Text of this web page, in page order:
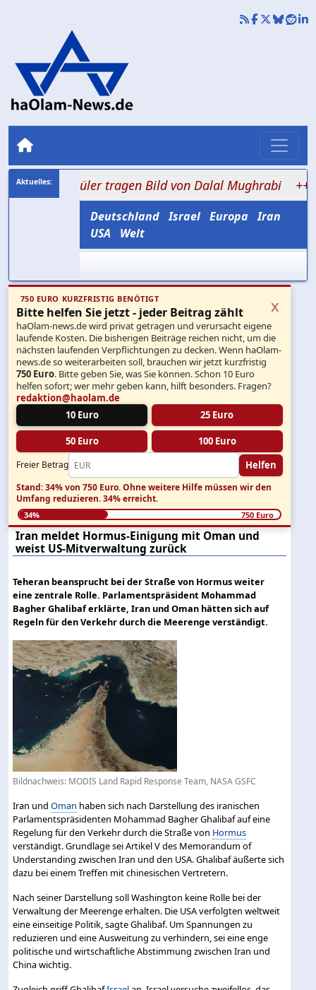
Schüler tragen Bild von Dalal Mughrabi +++ 0,2 bis
Deutschland Israel Europa Iran
USA
Welt
750 EURO KURZFRISTIG BENÖTIGT
Bitte helfen Sie jetzt - jeder Beitrag zählt
haOlam-news.de wird privat getragen und verursacht eigene
laufende Kosten. Die bisherigen Beiträge reichen nicht, um die
nächsten laufenden Verpflichtungen zu decken. Wenn haOlam-
news.de so weiterarbeiten soll, brauchen wir jetzt kurzfristig
750 Euro. Bitte geben Sie, was Sie können. Schon 10 Euro
helfen sofort; wer mehr geben kann, hilft besonders. Fragen?
redaktion@haolam.de
10 Euro
25 Euro
50 Euro 100 Euro
Freier Betrag Helfen
x
Stand: 34% von 750 Euro.Ohne weitere Hilfe müssen wir den
Umfang reduzieren.34% erreicht.
34% 750 Euro
Iran meldet Hormus-Einigung mit Oman und
weist US-Mitverwaltung zurück
Teheran beansprucht bei der Straße von Hormus weiter
eine zentrale Rolle. Parlamentspräsident Mohammad
Bagher Ghalibaf erklärte, Iran und Oman hätten sich auf
Regeln für den Verkehr durch die Meerenge verständigt.
Bildnachweis: MODIS Land Rapid Response Team, NASA GSFC
Iran undOman haben sich nach Darstellung des iranischen
Parlamentspräsidenten Mohammad Bagher Ghalibaf auf eine
Regelung für den Verkehr durch die Straße von Hormus
verständigt. Grundlage sei Artikel V des Memorandum of
Understanding zwischen Iran und den USA. Ghalibaf äußerte sich
dazu bei einem Treffen mit chinesischen Vertretern.
Nach seiner Darstellung soll Washington keine Rolle bei der
Verwaltung der Meerenge erhalten. Die USA verfolgten weltweit
eine einseitige Politik, sagte Ghalibaf. Um Spannungen zu
reduzieren und eine Ausweitung zu verhindern, sei eine enge
politische und wirtschaftliche Abstimmung zwischen Iran und
China wichtig.